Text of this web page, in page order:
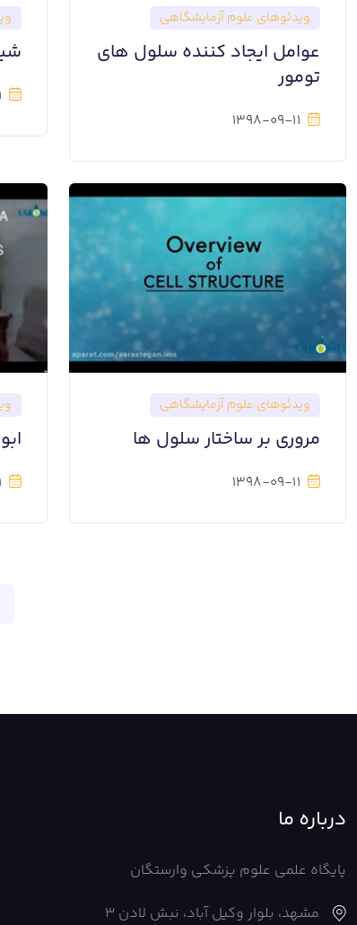
ویدئوهای علوم آزمایشگاهی
عوامل ایجاد کننده سلول های
تومور
1398-09-11
ویدئوهای علوم آزمایشگاهی
مروری بر ساختار سلول ها
1398-09-11
درباره ما
پایگاه علمی علوم پزشکی وارستگان
مشهد، بلوار وکیل آباد، نبش لادن 3